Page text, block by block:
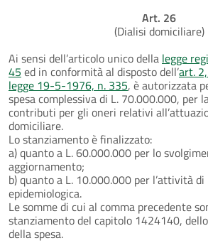
Art. 26
(Dialisi domiciliare)
Ai sensi dell’articolo unico della legge
45 ed in conformità al disposto dell’art.
legge 19-5-1976, n. 335, è autorizzata
spesa complessiva di L. 70.000.000, per
contributi per gli oneri relativi
domiciliare.
Lo stanziamento è finalizzato:
a) quanto a L. 60.000.000 per lo
aggiornamento;
b) quanto a L. 10.000.000 per l’attività
epidemiologica.
Le somme di cui al comma precedente
stanziamento del capitolo 1424140,
della spesa.